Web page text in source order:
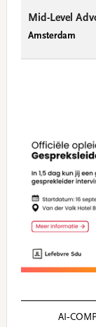
Mid-Level
Amsterdam